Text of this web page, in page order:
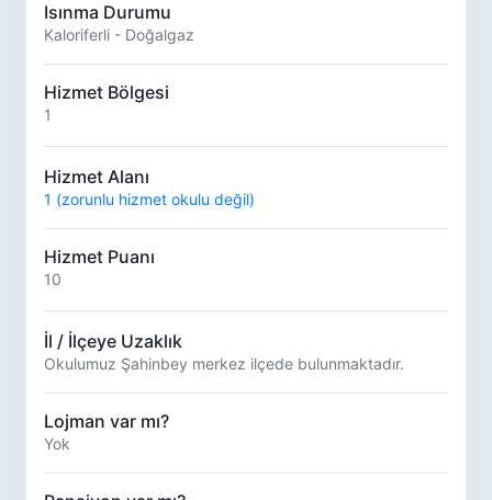
Isınma Durumu
Kaloriferli - Doğalgaz
Hizmet Bölgesi
1
Hizmet Alanı
1 (zorunlu hizmet okulu değil)
Hizmet Puanı
10
İl / İlçeye Uzaklık
Okulumuz Şahinbey merkez ilçede bulunmaktadır.
Lojman var mı?
Yok